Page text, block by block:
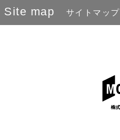
Site map サイトマップ